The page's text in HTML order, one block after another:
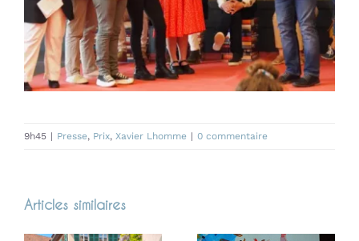
9h45 | Presse, Prix, Xavier Lhomme | 0 commentaire
Articles similaires